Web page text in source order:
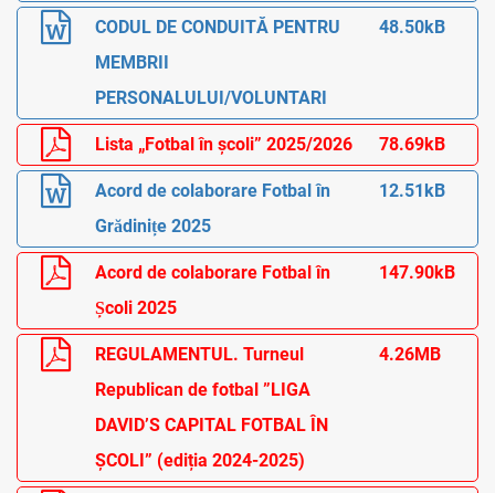
CODUL DE CONDUITĂ PENTRU
MEMBRII
PERSONALULUI/VOLUNTARI
48.50kB
Lista „Fotbal în școli” 2025/2026 78.69kB
Acord de colaborare Fotbal în
Grădinițe 2025
12.51kB
Acord de colaborare Fotbal în
Școli 2025
147.90kB
REGULAMENTUL. Turneul
Republican de fotbal ”LIGA
DAVID’S CAPITAL FOTBAL ÎN
ȘCOLI” (ediția 2024-2025)
4.26MB